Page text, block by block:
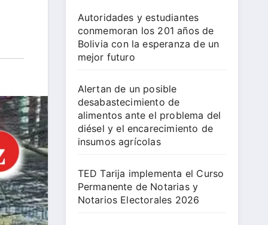
Autoridades y estudiantes
conmemoran los 201 años de
Bolivia con la esperanza de un
mejor futuro
Alertan de un posible
desabastecimiento de
alimentos ante el problema del
diésel y el encarecimiento de
insumos agrícolas
TED Tarija implementa el Curso
Permanente de Notarias y
Notarios Electorales 2026